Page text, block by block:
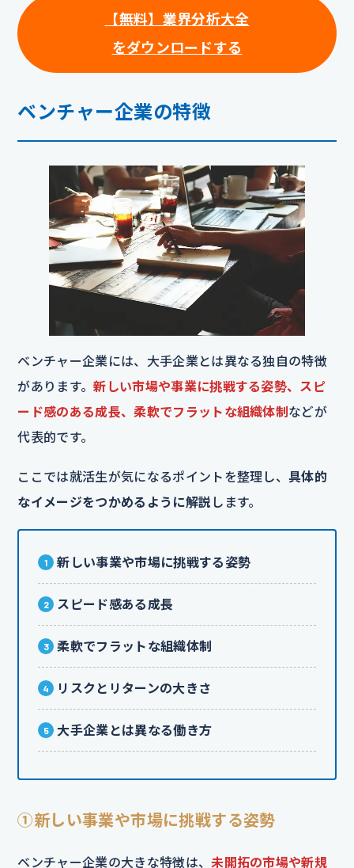
【無料】業界分析大全
をダウンロードする
ベンチャー企業の特徴
ベンチャー企業には、大手企業とは異なる独自の特徴
があります。新しい市場や事業に挑戦する姿勢、スピ
ード感のある成長、柔軟でフラットな組織体制 などが
代表的です。
ここでは就活生が気になるポイントを整理し、具体的
なイメージをつかめるように解説 します。
新しい事業や市場に挑戦する姿勢
スピード感ある成長
柔軟でフラットな組織体制
リスクとリターンの大きさ
大手企業とは異なる働き方
①新しい事業や市場に挑戦する姿勢
ベンチャー企業の大きな特徴は、未開拓の市場や新規